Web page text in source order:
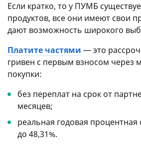
Если кратко, то у ПУМБ
продуктов, все они имеют свои
дают возможность широкого
Платите частями — это
гривен с первым взносом через
покупки:
без переплат на срок от
месяцев;
реальная годовая процентная
до 48,31%.